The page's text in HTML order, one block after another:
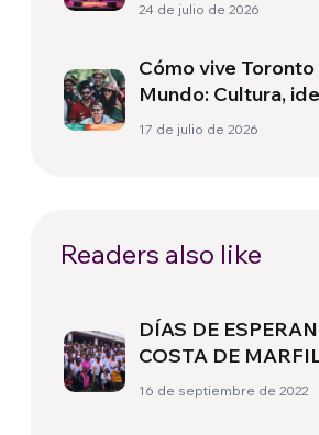
24 de julio de 2026
Cómo vive
Mundo: Cultura,
política más allá
17 de julio de 2026
Readers also like
DÍAS DE
COSTA DE
16 de septiembre de 2022